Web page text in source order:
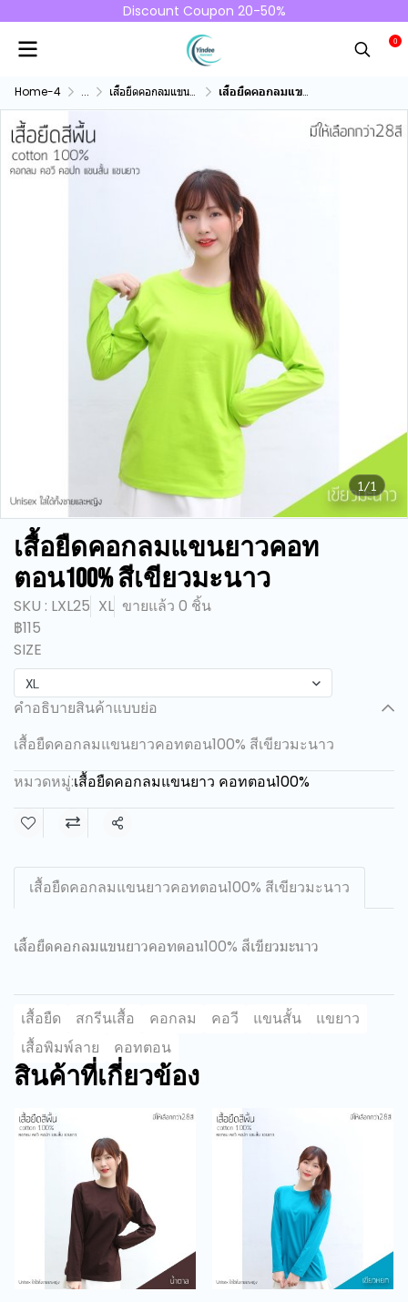
Discount Coupon 20-50%
0
Home-4 ... เสื้อยืดคอกลมแขนยาว คอทตอน100% เสื้อยืดคอกลมแขนยาวคอทตอน100% สีเขียวมะนาว
1/1
เสื้อยืดคอกลมแขนยาวคอท
ตอน100% สีเขียวมะนาว
SKU : LXL25 XL ขายแล้ว 0 ชิ้น
฿115
SIZE
XL
คำอธิบายสินค้าแบบย่อ
เสื้อยืดคอกลมแขนยาวคอทตอน100% สีเขียวมะนาว
หมวดหมู่:เสื้อยืดคอกลมแขนยาว คอทตอน100%
แชร์
เสื้อยืดคอกลมแขนยาวคอทตอน100% สีเขียวมะนาว
เสื้อยืดคอกลมแขนยาวคอทตอน100% สีเขียวมะนาว
เสื้อยืด สกรีนเสื้อ คอกลม คอวี แขนสั้น
แขยาว
เสื้อพิมพ์ลาย
คอทตอน
สินค้าที่เกี่ยวข้อง